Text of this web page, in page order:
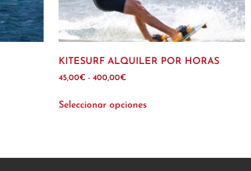
KITESURF ALQUILER POR HORAS
45,00€ - 400,00€
Seleccionar opciones